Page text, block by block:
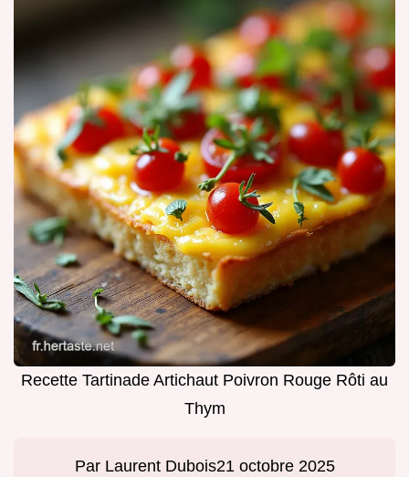
Recette Tartinade Artichaut Poivron Rouge Rôti au
Thym
Par Laurent Dubois21 octobre 2025